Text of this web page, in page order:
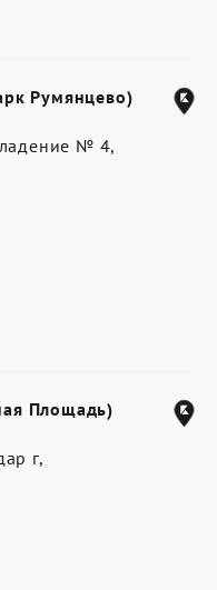
Румянцево)
№ 4,
Площадь)
г,